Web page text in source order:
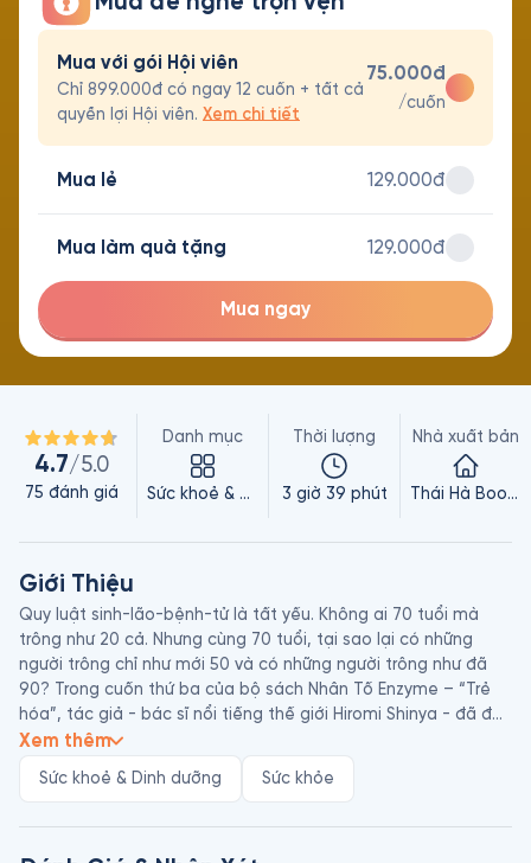
Mua với gói Hội viên
Chỉ 899.000đ có ngay 12 cuốn + tất cả
quyền lợi Hội viên. Xem chi tiết
75.000đ
/cuốn
Mua lẻ 129.000đ
Mua làm quà tặng 129.000đ
Mua ngay
4.7/5.0
75 đánh giá
Danh mục
Sức khoẻ & Dinh dưỡng
Thời lượng
3 giờ 39 phút
Nhà xuất bản
Thái Hà Books
Giới Thiệu
Quy luật sinh-lão-bệnh-tử là tất yếu. Không ai 70 tuổi mà
trông như 20 cả. Nhưng cùng 70 tuổi, tại sao lại có những
người trông chỉ như mới 50 và có những người trông như đã
90? Trong cuốn thứ ba của bộ sách Nhân Tố Enzyme – “Trẻ
hóa”, tác giả - bác sĩ nổi tiếng thế giới Hiromi Shinya - đã đặt
ra câu hỏi này.
Trong cuộc sống, thỉnh thoảng chúng ta gặp những người mà
Xem thêm
Sức khoẻ & Dinh dưỡng Sức khỏe